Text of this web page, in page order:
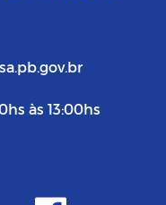
às 13:00hs